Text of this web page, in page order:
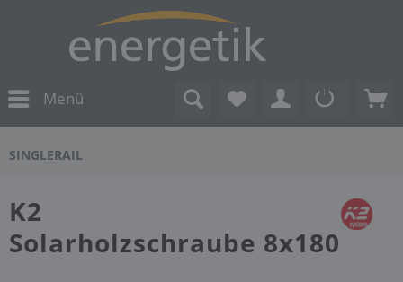
Menü
SINGLERAIL
K2
Solarholzschraube 8x180